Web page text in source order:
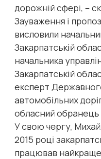
дорожній сфері, –
Зауваження і
висловили
Закарпатській
начальника
Закарпатській
експерт
автомобільних
обласний обранець
У свою чергу,
2015 році
працював найкраще